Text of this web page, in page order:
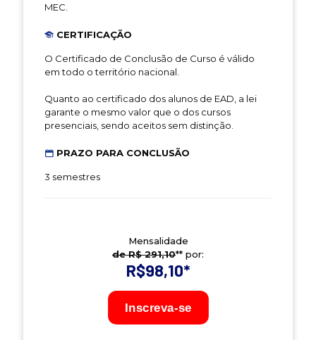
MEC.
CERTIFICAÇÃO
O Certificado de Conclusão de Curso é válido
em todo o território nacional.
Quanto ao certificado dos alunos de EAD, a lei
garante o mesmo valor que o dos cursos
presenciais, sendo aceitos sem distinção.
PRAZO PARA CONCLUSÃO
3 semestres
Mensalidade
de R$ 291,10** por:
R$98,10*
Inscreva-se